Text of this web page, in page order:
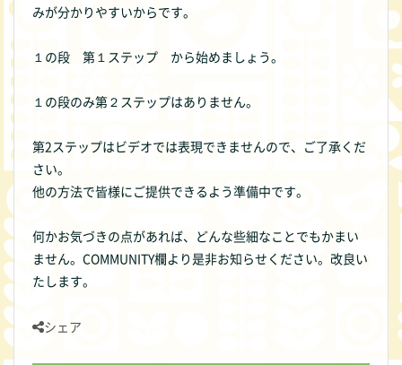
みが分かりやすいからです。
１の段 第１ステップ から始めましょう。
１の段のみ第２ステップはありません。
第2ステップはビデオでは表現できませんので、ご了承くだ
さい。
他の方法で皆様にご提供できるよう準備中です。
何かお気づきの点があれば、どんな些細なことでもかまい
ません。COMMUNITY欄より是非お知らせください。改良い
たします。
シェア